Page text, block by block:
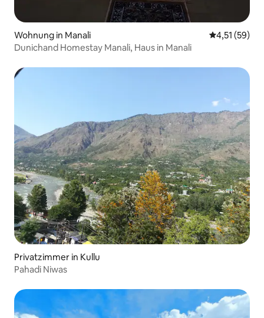
Wohnung in Manali
4,51 (59)
Dunichand Homestay Manali, Haus in Manali
Privatzimmer in Kullu
Pahadi Niwas